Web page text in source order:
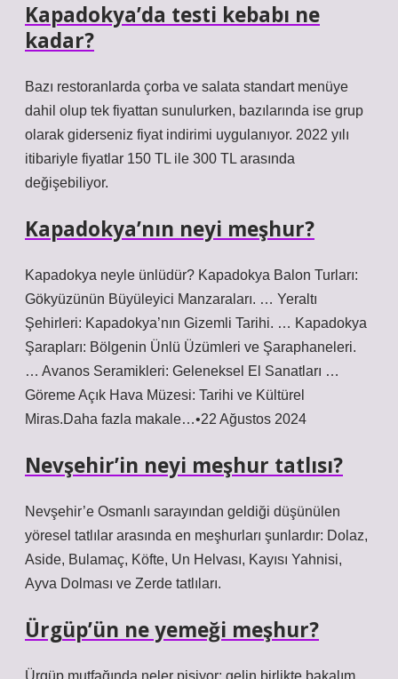
Kapadokya’da testi kebabı ne
kadar?
Bazı restoranlarda çorba ve salata standart menüye
dahil olup tek fiyattan sunulurken, bazılarında ise grup
olarak giderseniz fiyat indirimi uygulanıyor. 2022 yılı
itibariyle fiyatlar 150 TL ile 300 TL arasında
değişebiliyor.
Kapadokya’nın neyi meşhur?
Kapadokya neyle ünlüdür? Kapadokya Balon Turları:
Gökyüzünün Büyüleyici Manzaraları. … Yeraltı
Şehirleri: Kapadokya’nın Gizemli Tarihi. … Kapadokya
Şarapları: Bölgenin Ünlü Üzümleri ve Şaraphaneleri.
… Avanos Seramikleri: Geleneksel El Sanatları …
Göreme Açık Hava Müzesi: Tarihi ve Kültürel
Miras.Daha fazla makale…•22 Ağustos 2024
Nevşehir’in neyi meşhur tatlısı?
Nevşehir’e Osmanlı sarayından geldiği düşünülen
yöresel tatlılar arasında en meşhurları şunlardır: Dolaz,
Aside, Bulamaç, Köfte, Un Helvası, Kayısı Yahnisi,
Ayva Dolması ve Zerde tatlıları.
Ürgüp’ün ne yemeği meşhur?
Ürgüp mutfağında neler pişiyor; gelin birlikte bakalım.